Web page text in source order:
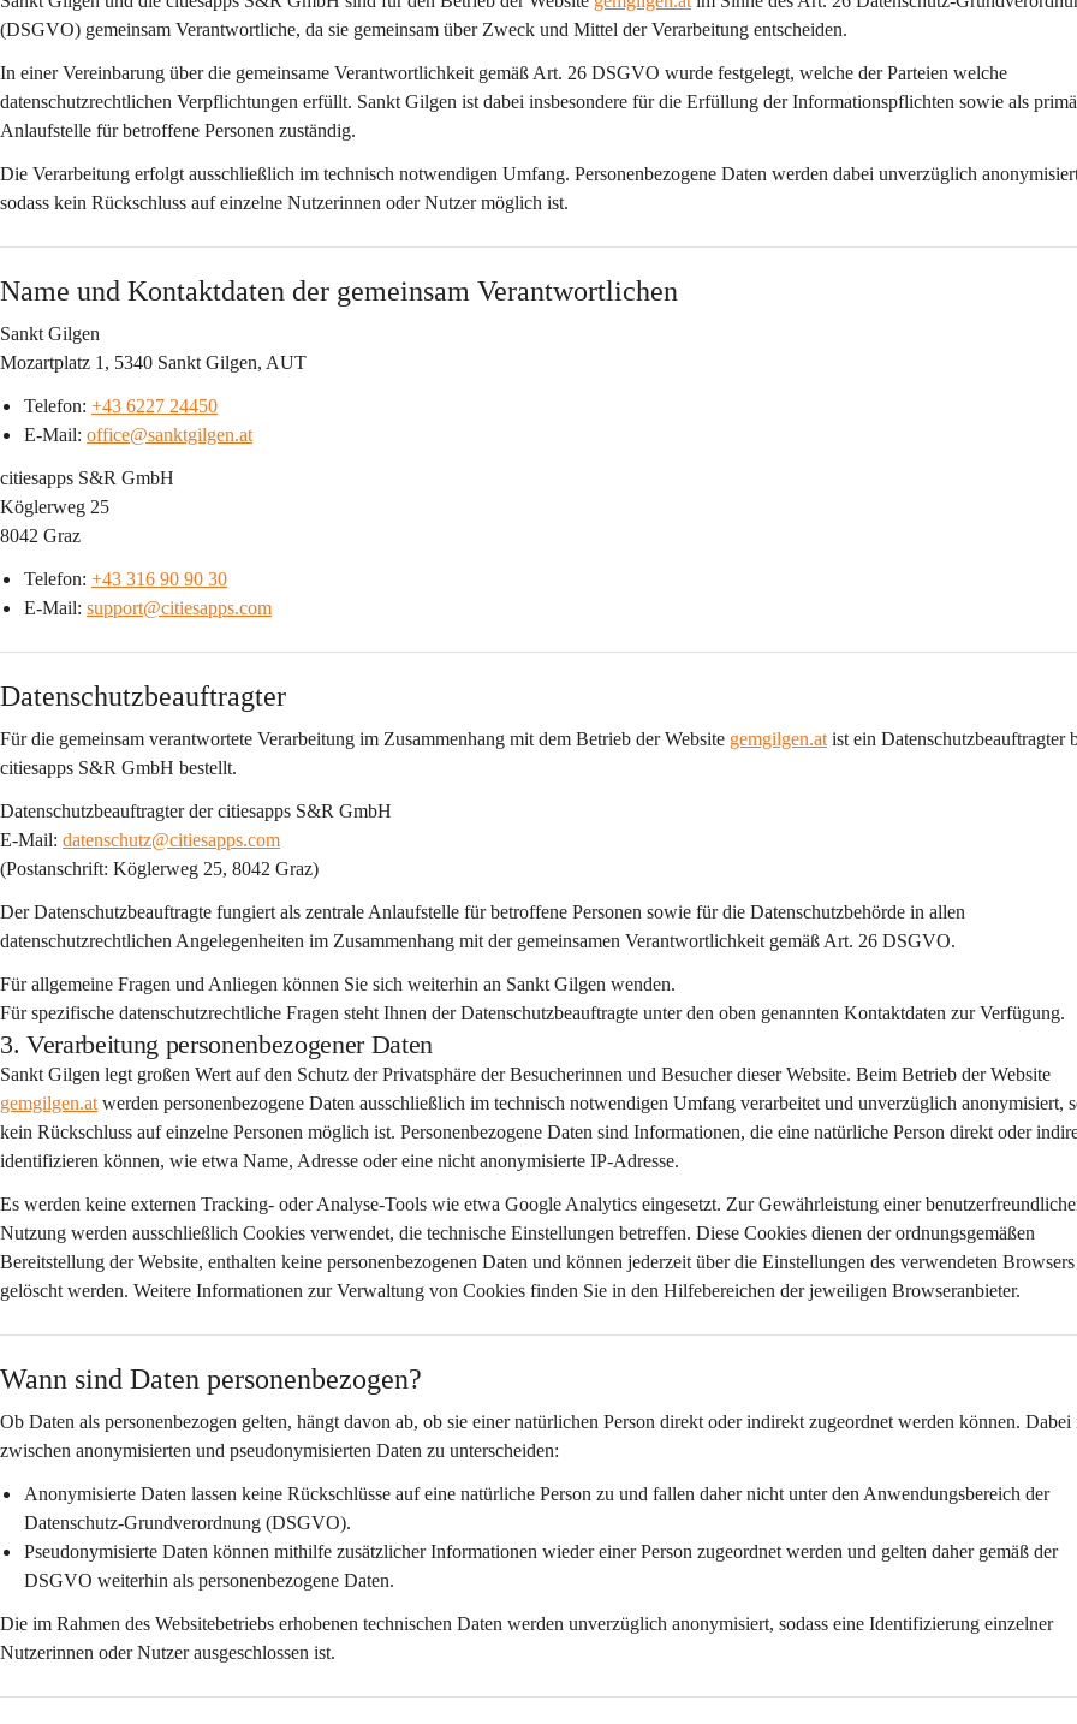
(DSGVO) gemeinsam Verantwortliche, da sie gemeinsam über Zweck und Mittel der Verarbeitung entscheiden.
In einer Vereinbarung über die gemeinsame Verantwortlichkeit gemäß Art. 26 DSGVO wurde festgelegt, welche der Parteien welche
datenschutzrechtlichen Verpflichtungen erfüllt. Sankt Gilgen ist dabei insbesondere für die Erfüllung der Informationspflichten sowie als
Anlaufstelle für betroffene Personen zuständig.
Die Verarbeitung erfolgt ausschließlich im technisch notwendigen Umfang. Personenbezogene Daten werden dabei unverzüglich
sodass kein Rückschluss auf einzelne Nutzerinnen oder Nutzer möglich ist.
Name und Kontaktdaten der gemeinsam Verantwortlichen
Sankt Gilgen
Mozartplatz 1, 5340 Sankt Gilgen, AUT
Telefon: +43 6227 24450
E-Mail: office@sanktgilgen.at
citiesapps S&R GmbH
Köglerweg 25
8042 Graz
Telefon: +43 316 90 90 30
E-Mail: support@citiesapps.com
Datenschutzbeauftragter
Für die gemeinsam verantwortete Verarbeitung im Zusammenhang mit dem Betrieb der Website gemgilgen.at ist ein Datenschutzbeauftragter
citiesapps S&R GmbH bestellt.
Datenschutzbeauftragter der citiesapps S&R GmbH
E-Mail: datenschutz@citiesapps.com
(Postanschrift: Köglerweg 25, 8042 Graz)
Der Datenschutzbeauftragte fungiert als zentrale Anlaufstelle für betroffene Personen sowie für die Datenschutzbehörde in allen
datenschutzrechtlichen Angelegenheiten im Zusammenhang mit der gemeinsamen Verantwortlichkeit gemäß Art. 26 DSGVO.
Für allgemeine Fragen und Anliegen können Sie sich weiterhin an Sankt Gilgen wenden.
Für spezifische datenschutzrechtliche Fragen steht Ihnen der Datenschutzbeauftragte unter den oben genannten Kontaktdaten zur Verfügung.
3. Verarbeitung personenbezogener Daten
Sankt Gilgen legt großen Wert auf den Schutz der Privatsphäre der Besucherinnen und Besucher dieser Website. Beim Betrieb der Website
gemgilgen.at werden personenbezogene Daten ausschließlich im technisch notwendigen Umfang verarbeitet und unverzüglich anonymisiert,
kein Rückschluss auf einzelne Personen möglich ist. Personenbezogene Daten sind Informationen, die eine natürliche Person direkt oder
identifizieren können, wie etwa Name, Adresse oder eine nicht anonymisierte IP-Adresse.
Es werden keine externen Tracking- oder Analyse-Tools wie etwa Google Analytics eingesetzt. Zur Gewährleistung einer
Nutzung werden ausschließlich Cookies verwendet, die technische Einstellungen betreffen. Diese Cookies dienen der ordnungsgemäßen
Bereitstellung der Website, enthalten keine personenbezogenen Daten und können jederzeit über die Einstellungen des verwendeten Browsers
gelöscht werden. Weitere Informationen zur Verwaltung von Cookies finden Sie in den Hilfebereichen der jeweiligen Browseranbieter.
Wann sind Daten personenbezogen?
Ob Daten als personenbezogen gelten, hängt davon ab, ob sie einer natürlichen Person direkt oder indirekt zugeordnet werden können. Dabei
zwischen anonymisierten und pseudonymisierten Daten zu unterscheiden:
Anonymisierte Daten lassen keine Rückschlüsse auf eine natürliche Person zu und fallen daher nicht unter den Anwendungsbereich der
Datenschutz-Grundverordnung (DSGVO).
Pseudonymisierte Daten können mithilfe zusätzlicher Informationen wieder einer Person zugeordnet werden und gelten daher gemäß der
DSGVO weiterhin als personenbezogene Daten.
Die im Rahmen des Websitebetriebs erhobenen technischen Daten werden unverzüglich anonymisiert, sodass eine Identifizierung einzelner
Nutzerinnen oder Nutzer ausgeschlossen ist.